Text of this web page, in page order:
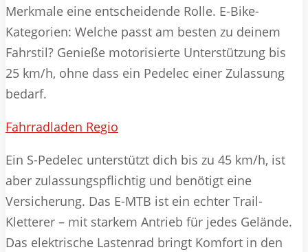
Merkmale eine entscheidende Rolle. E-Bike-
Kategorien: Welche passt am besten zu deinem
Fahrstil? Genieße motorisierte Unterstützung bis
25 km/h, ohne dass ein Pedelec einer Zulassung
bedarf.
Fahrradladen Regio
Ein S-Pedelec unterstützt dich bis zu 45 km/h, ist
aber zulassungspflichtig und benötigt eine
Versicherung. Das E-MTB ist ein echter Trail-
Kletterer – mit starkem Antrieb für jedes Gelände.
Das elektrische Lastenrad bringt Komfort in den